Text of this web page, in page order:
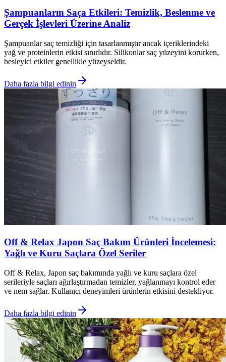
Şampuanların Saça Etkileri: Temizlik, Beslenme ve
Gerçek İşlevleri Üzerine Analiz
Şampuanlar saç temizliği için tasarlanmıştır ancak içeriklerindeki
yağ ve proteinlerin etkisi sınırlıdır. Silikonlar saç yüzeyini korurken,
besleyici etkiler genellikle yüzeyseldir.
Daha fazla bilgi edinin
Off & Relax Japon Saç Bakım Ürünleri İncelemesi:
Yağlı ve Kuru Saçlara Özel Seriler
Off & Relax, Japon saç bakımında yağlı ve kuru saçlara özel
serileriyle saçları ağırlaştırmadan temizler, yağlanmayı kontrol eder
ve nem sağlar. Kullanıcı deneyimleri ürünlerin etkisini destekliyor.
Daha fazla bilgi edinin